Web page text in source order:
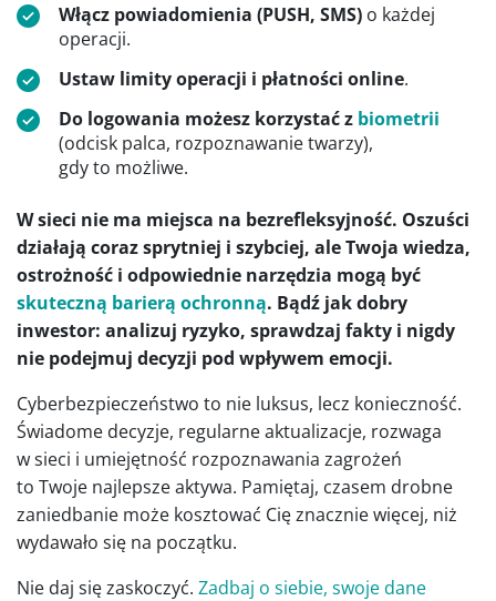
Włącz powiadomienia (PUSH, SMS) o każdej
operacji.
Ustaw limity operacji i płatności online.
Do logowania możesz korzystać z biometrii
(odcisk palca, rozpoznawanie twarzy),
gdy to możliwe.
W sieci nie ma miejsca na bezrefleksyjność. Oszuści
działają coraz sprytniej i szybciej, ale Twoja wiedza,
ostrożność i odpowiednie narzędzia mogą być
skuteczną barierą ochronną. Bądź jak dobry
inwestor: analizuj ryzyko, sprawdzaj fakty i nigdy
nie podejmuj decyzji pod wpływem emocji.
Cyberbezpieczeństwo to nie luksus, lecz konieczność.
Świadome decyzje, regularne aktualizacje, rozwaga
w sieci i umiejętność rozpoznawania zagrożeń
to Twoje najlepsze aktywa. Pamiętaj, czasem drobne
zaniedbanie może kosztować Cię znacznie więcej, niż
wydawało się na początku.
Nie daj się zaskoczyć. Zadbaj o siebie, swoje dane